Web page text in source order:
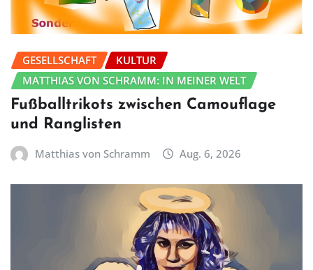
GESELLSCHAFT
KULTUR
MATTHIAS VON SCHRAMM: IN MEINER WELT
Fußballtrikots zwischen Camouflage
und Ranglisten
Matthias von Schramm Aug. 6, 2026